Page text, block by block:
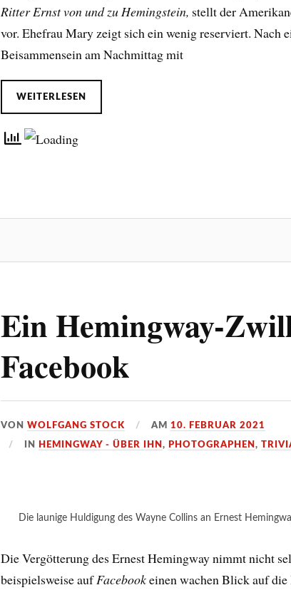
Ritter Ernst von und zu Hemingstein, stellt der
vor. Ehefrau Mary zeigt sich ein wenig reserviert. Nach
Beisammensein am Nachmittag mit
WEITERLESEN
Ein Hemingway-
Facebook
VONWOLFGANG STOCK AM10. FEBRUAR 2021
IN HEMINGWAY - ÜBER IHN, PHOTOGRAPHEN,
Die launige Huldigung des Wayne Collins an Ernest
Die Vergötterung des Ernest Hemingway nimmt nicht
beispielsweise aufFacebookeinen wachen Blick auf